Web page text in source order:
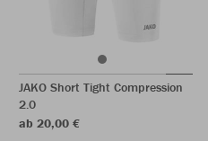
JAKO Short Tight Compression
2.0
ab 20,00 €